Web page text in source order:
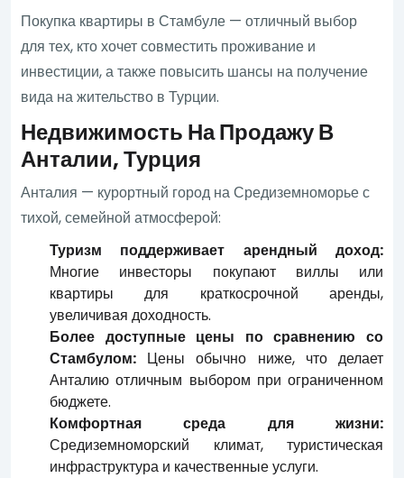
Покупка квартиры в Стамбуле — отличный выбор
для тех, кто хочет совместить проживание и
инвестиции, а также повысить шансы на получение
вида на жительство в Турции.
Недвижимость На Продажу В
Анталии, Турция
Анталия — курортный город на Средиземноморье с
тихой, семейной атмосферой:
Туризм поддерживает арендный доход:
Многие инвесторы покупают виллы или
квартиры для краткосрочной аренды,
увеличивая доходность.
Более доступные цены по сравнению со
Стамбулом: Цены обычно ниже, что делает
Анталию отличным выбором при ограниченном
бюджете.
Комфортная среда для жизни:
Средиземноморский климат, туристическая
инфраструктура и качественные услуги.